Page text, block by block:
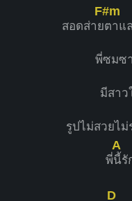
สอดส่าย
F#m
ตาแ
พี่ซมซ
มีสาว
รูปไม่สวยไม่
พี่
A
นี้รั
D